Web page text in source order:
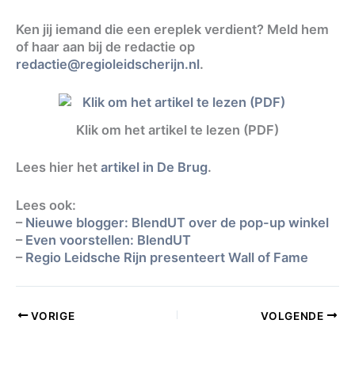
Ken jij iemand die een ereplek verdient? Meld hem
of haar aan bij de redactie op
redactie@regioleidscherijn.nl.
Klik om het artikel te lezen (PDF)
Lees hier het artikel in De Brug.
Lees ook:
– Nieuwe blogger: BlendUT over de pop-up winkel
– Even voorstellen: BlendUT
– Regio Leidsche Rijn presenteert Wall of Fame
VORIGE VOLGENDE